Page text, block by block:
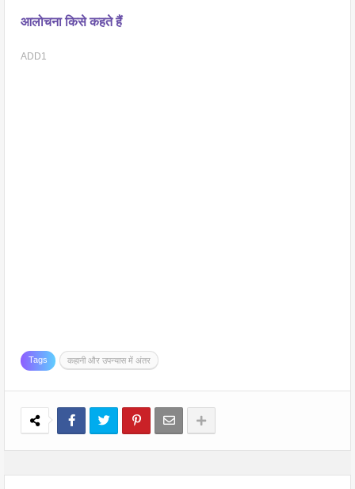
आलोचना किसे कहते हैं
ADD1
Tags कहानी और उपन्यास में अंतर